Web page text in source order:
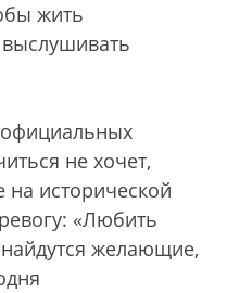
жить
не хочет,
на исторической
«Любить
желающие,